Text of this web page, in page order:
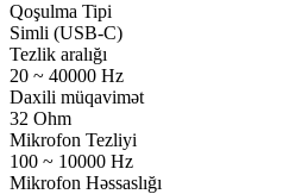
Qoşulma Tipi
Simli (USB-C)
Tezlik aralığı
20 ~ 40000 Hz
Daxili müqavimət
32 Ohm
Mikrofon Tezliyi
100 ~ 10000 Hz
Mikrofon Həssaslığı